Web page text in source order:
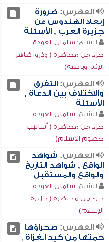
الفهرس: ضرورة
إبعاد الهندوس عن
جزيرة العرب , الأسئلة
للشيخ: سلمان العودة
جزء من محاضرة ( وذروا ظاهر
الإثم وباطنه)
الفهرس:التفرق
والاختلاف بين الدعاة ,
الأسئلة
للشيخ: سلمان العودة
جزء من محاضرة ( أساليب
خصوم الإسلام)
الفهرس: شواهد
الواقع , شواهد التاريخ
والواقع والمستقبل
للشيخ: سلمان العودة
جزء من محاضرة ( جزيرة
الإسلام)
الفهرس: صحراؤها
حمتها من كيد الغزاة ,